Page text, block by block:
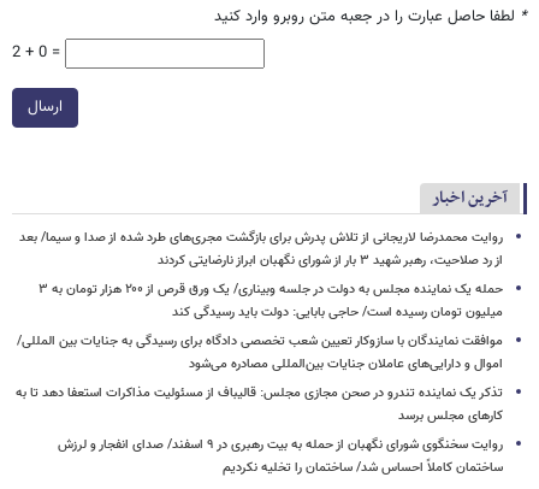
* لطفا حاصل عبارت را در جعبه متن روبرو وارد کنید
2 + 0 =
ارسال
آخرین اخبار
روایت محمدرضا لاریجانی از تلاش پدرش برای بازگشت مجری‌های طرد شده از صدا و سیما/ بعد
از رد صلاحیت، رهبر شهید ۳ بار از شورای نگهبان ابراز نارضایتی کردند
حمله یک نماینده مجلس به دولت در جلسه وبیناری/ یک ورق قرص از ۲۰۰ هزار تومان به ۳
میلیون تومان رسیده است/ حاجی بابایی: دولت باید رسیدگی کند
موافقت نمایندگان با سازوکار تعیین شعب تخصصی دادگاه برای رسیدگی به جنایات بین المللی/
اموال و دارایی‌های عاملان جنایات بین‌المللی مصادره می‌شود
تذکر یک نماینده تندرو در صحن مجازی مجلس: قالیباف از مسئولیت مذاکرات استعفا دهد تا به
کارهای مجلس برسد
روایت سخنگوی شورای نگهبان از حمله به بیت رهبری در ۹ اسفند/ صدای انفجار و لرزش
ساختمان کاملاً احساس شد/ ساختمان را تخلیه نکردیم